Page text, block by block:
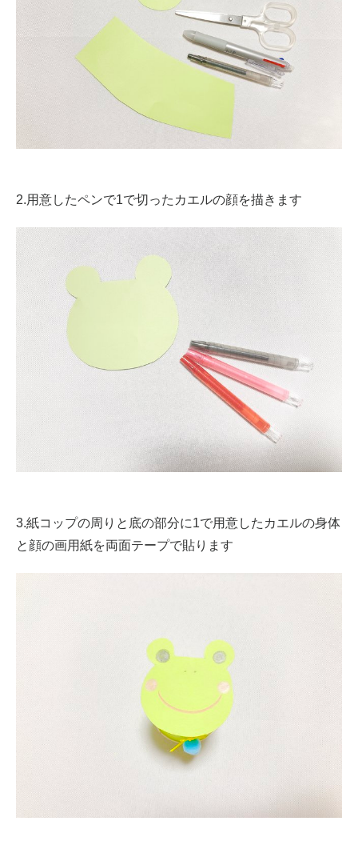
2.用意したペンで1で切ったカエルの顔を描きます
3.紙コップの周りと底の部分に1で用意したカエルの身体
と顔の画用紙を両面テープで貼ります